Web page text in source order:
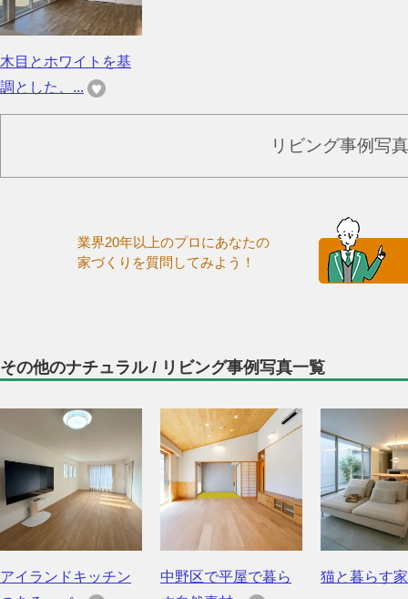
木目とホワイトを基
調とした、...
リビング事例写
業界20年以上のプロにあなたの
家づくりを質問してみよう！
その他のナチュラル / リビング事例写真一覧
アイランドキッチン
中野区で平屋で暮ら
猫と暮らす家